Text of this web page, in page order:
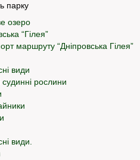
парку
озеро
“Гілея”
маршруту “Дніпровська Гілея”
види
рослини
види.